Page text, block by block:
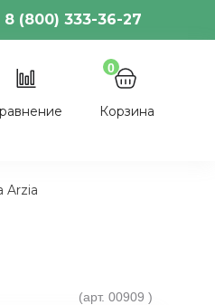
8 (800) 333-36-27
0
Корзина
Arzia
(арт. 00909 )